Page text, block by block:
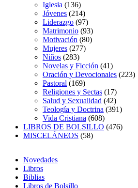
Iglesia (136)
Jóvenes (214)
Liderazgo (97)
Matrimonio (93)
Motivación (80)
Mujeres (277)
Niños (283)
Novelas y Ficción (41)
Oración y Devocionales (223)
Pastoral (169)
Religiones y Sectas (17)
Salud y Sexualidad (42)
Teología y Doctrina (391)
Vida Cristiana (608)
LIBROS DE BOLSILLO (476)
MISCELÁNEOS (58)
Novedades
Libros
Biblias
Libros de Bolsillo